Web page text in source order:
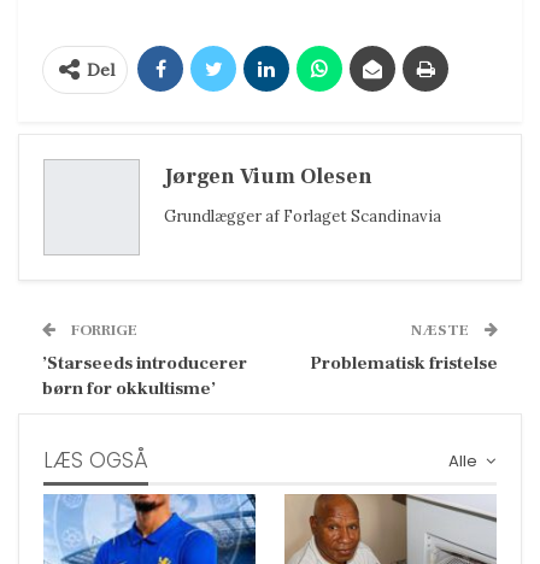
Del
Jørgen Vium Olesen
Grundlægger af Forlaget Scandinavia
FORRIGE
’Starseeds introducerer
børn for okkultisme’
NÆSTE
Problematisk fristelse
Alle
LÆS OGSÅ